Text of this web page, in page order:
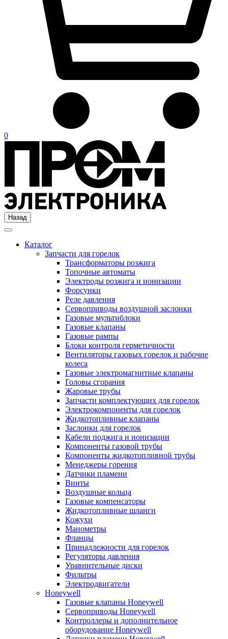
0
Назад
Каталог
Запчасти для горелок
Трансформаторы розжига
Топочные автоматы
Электроды розжига и ионизации
Форсунки
Реле давления
Сервоприводы воздушной заслонки
Газовые мультиблоки
Газовые клапаны
Газовые рампы
Блоки контроля герметичности
Вентиляторы газовых горелок и рабочие
колеса
Газовые электромагнитные клапаны
Головы сгорания
Жаровые трубы
Запчасти комплектующих для горелок
Электрокомпоненты для горелок
Жидкотопливные клапаны
Заслонки для горелок
Кабели поджига и ионизации
Компоненты газовой трубы
Компоненты жидкотопливной трубы
Менеджеры горения
Датчики пламени
Винты
Воздушные кольца
Газовые компенсаторы
Жидкотопливные шланги
Кожухи
Манометры
Фланцы
Принадлежности для горелок
Регуляторы давления
Уравнительные диски
Фильтры
Электродвигатели
Honeywell
Газовые клапаны Honeywell
Сервоприводы Honeywell
Контроллеры и дополнительное
оборудование Honeywell